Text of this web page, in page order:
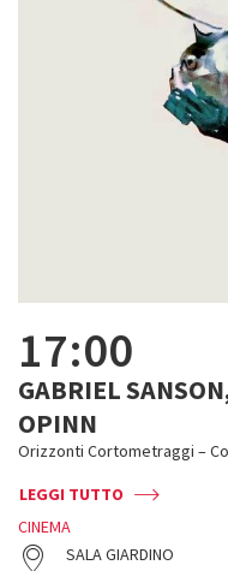
17:00
GABRIEL
OPINN
Orizzonti Cortometraggi –
LEGGI TUTTO
CINEMA
SALA GIARDINO